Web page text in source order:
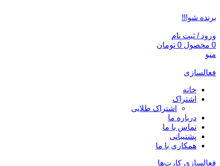
برنده شو!!!
ورود / ثبت نام
0 محصول 0 تومان
منو
فعالسازی
خانه
اشتراک
اشتراک طلایی
درباره ما
تماس با ما
پشتیبانی
همکاری با ما
فعالسازی کارت‌ها